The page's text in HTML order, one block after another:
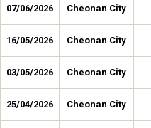
07/06/2026 Cheonan City
16/05/2026 Cheonan City
03/05/2026 Cheonan City
25/04/2026 Cheonan City